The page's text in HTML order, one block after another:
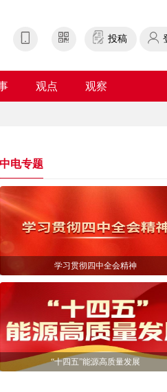
投稿
观点 观察
中电专题
学习贯彻四中全会精神
“十四五”能源高质量发展